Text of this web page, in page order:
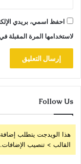
احفظ اسمي، بريدي
لاستخدامها المرة المقبلة
Follow Us
هذا الويدجت يتطلب إضافة
القالب > تنصيب الإضافات.